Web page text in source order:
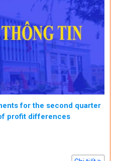
for the second quarter
profit differences